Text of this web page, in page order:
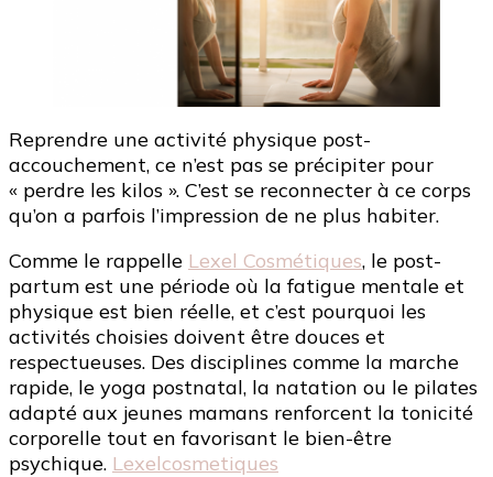
Reprendre une activité physique post-
accouchement, ce n’est pas se précipiter pour
« perdre les kilos ». C’est se reconnecter à ce corps
qu’on a parfois l’impression de ne plus habiter.
Comme le rappelle Lexel Cosmétiques, le post-
partum est une période où la fatigue mentale et
physique est bien réelle, et c’est pourquoi les
activités choisies doivent être douces et
respectueuses. Des disciplines comme la marche
rapide, le yoga postnatal, la natation ou le pilates
adapté aux jeunes mamans renforcent la tonicité
corporelle tout en favorisant le bien-être
psychique. Lexelcosmetiques